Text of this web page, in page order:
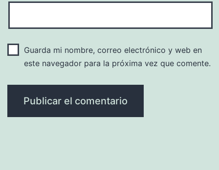
Guarda mi nombre, correo electrónico y web en
este navegador para la próxima vez que comente.